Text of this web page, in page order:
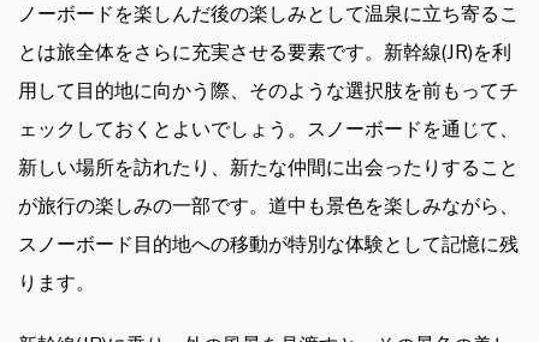
ノーボードを楽しんだ後の楽しみとして温泉に立ち寄るこ
とは旅全体をさらに充実させる要素です。新幹線(JR)を利
用して目的地に向かう際、そのような選択肢を前もってチ
ェックしておくとよいでしょう。スノーボードを通じて、
新しい場所を訪れたり、新たな仲間に出会ったりすること
が旅行の楽しみの一部です。道中も景色を楽しみながら、
スノーボード目的地への移動が特別な体験として記憶に残
ります。